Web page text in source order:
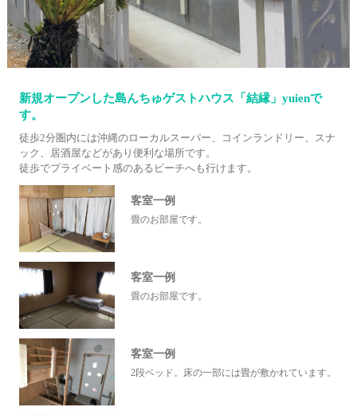
新規オープンした島んちゅゲストハウス「結縁」yuienで
す。
徒歩2分圏内には沖縄のローカルスーパー、コインランドリー、スナ
ック、居酒屋などがあり便利な場所です。
徒歩でプライベート感のあるビーチへも行けます。
客室一例
畳のお部屋です。
客室一例
畳のお部屋です。
客室一例
2段ベッド。床の一部には畳が敷かれています。